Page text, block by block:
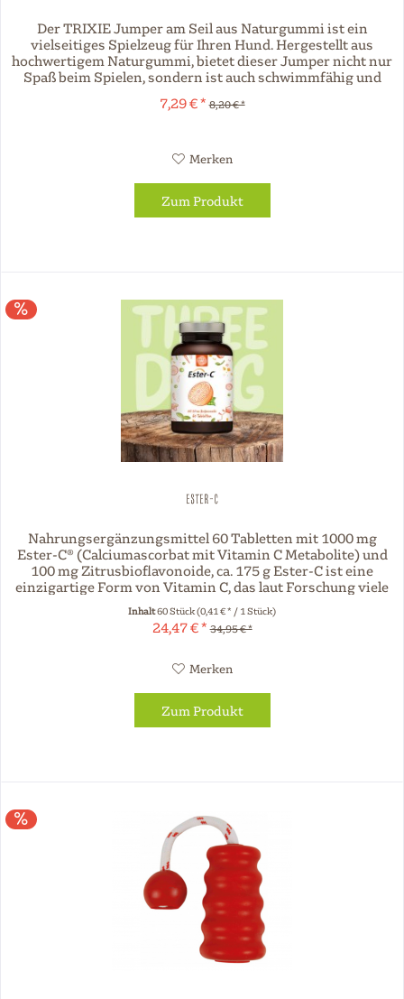
Der TRIXIE Jumper am Seil aus Naturgummi ist ein
vielseitiges Spielzeug für Ihren Hund. Hergestellt aus
hochwertigem Naturgummi, bietet dieser Jumper nicht nur
Spaß beim Spielen, sondern ist auch schwimmfähig und
7,29 € * 8,20 € *
Merken
Zum Produkt
Ester-C
Nahrungsergänzungsmittel 60 Tabletten mit 1000 mg
Ester-C® (Calciumascorbat mit Vitamin C Metabolite) und
100 mg Zitrusbioflavonoide, ca. 175 g Ester-C ist eine
einzigartige Form von Vitamin C, das laut Forschung viele
Vorteile gegenüber...
Inhalt60 Stück(0,41 € * / 1 Stück)
24,47 € * 34,95 € *
Merken
Zum Produkt